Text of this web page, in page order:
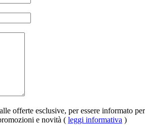
offerte esclusive, per essere informato per
e novità ( leggi informativa )